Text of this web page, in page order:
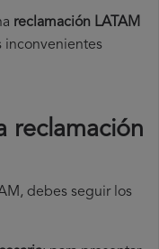
reclamación LATAM​
inconvenientes
reclamación
debes seguir los